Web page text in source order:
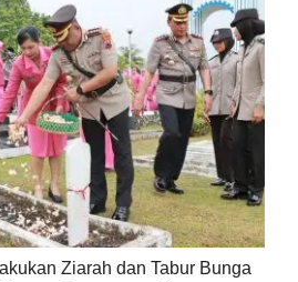
Ziarah dan Tabur Bunga